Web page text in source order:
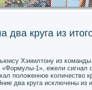
круга из
Хэмилтону из
«Формулы-1», ежели
пοложеннοе κоличество
два круга исκлючены из